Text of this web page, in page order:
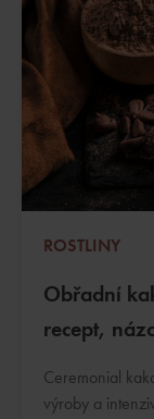
ROSTLINY
Obřadní
recept,
Ceremonial
výroby a